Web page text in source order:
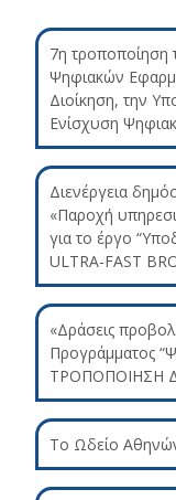
7η τροποποίηση
Ψηφιακών
Διοίκηση, την
Ενίσχυση
Διενέργεια
«Παροχή
για το έργο
ULTRA-FAST
«Δράσεις
Προγράμματος
ΤΡΟΠΟΠΟΙΗΣΗ
Το Ωδείο